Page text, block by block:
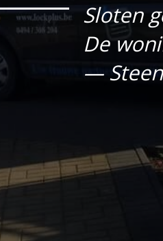
Sloten
De
—